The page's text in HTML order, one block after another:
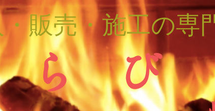
販売・施工の専
ら び